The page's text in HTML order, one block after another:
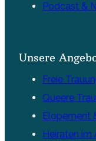
Podcast &
Unsere
Freie
Queere
Elopement
Heiraten im